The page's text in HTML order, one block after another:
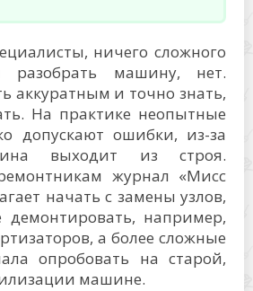
ничего сложного
машину, нет.
аккуратным и точно знать,
На практике неопытные
допускают ошибки, из-за
выходит из строя.
журнал «Мисс
начать с замены узлов,
например,
а более сложные
опробовать на старой,
машине.